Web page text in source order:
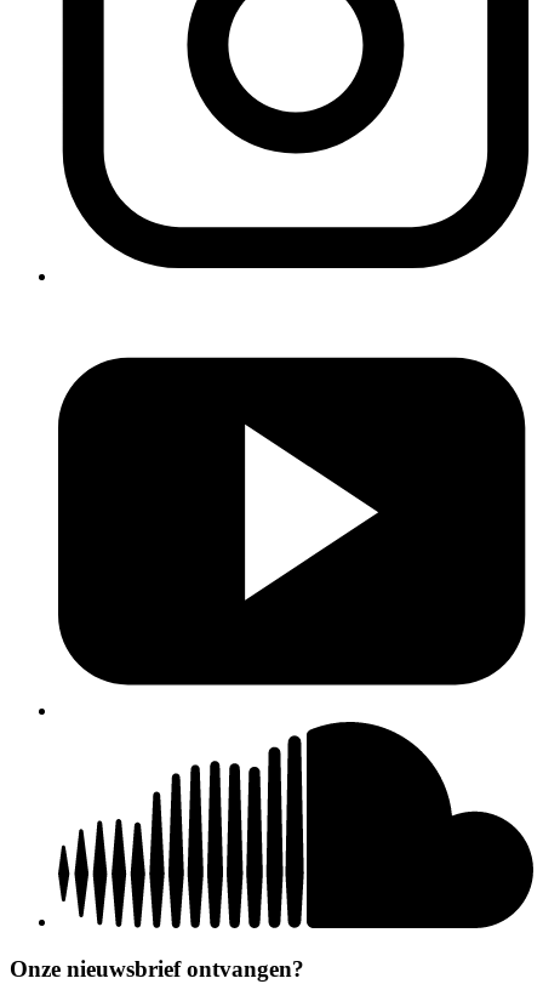
Onze nieuwsbrief ontvangen?